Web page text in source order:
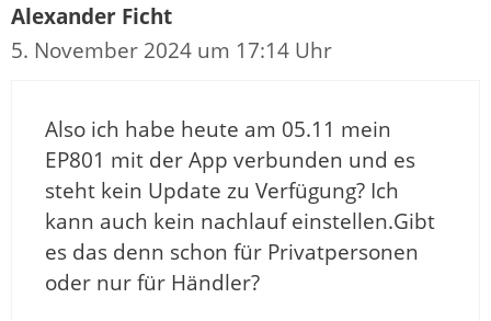
Alexander Ficht
5. November 2024 um 17:14 Uhr
Also ich habe heute am 05.11 mein
EP801 mit der App verbunden und es
steht kein Update zu Verfügung? Ich
kann auch kein nachlauf einstellen.Gibt
es das denn schon für Privatpersonen
oder nur für Händler?